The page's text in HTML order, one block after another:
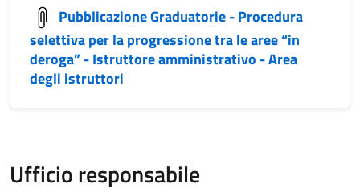
Pubblicazione Graduatorie - Procedura
selettiva per la progressione tra le aree “in
deroga” - Istruttore amministrativo - Area
degli istruttori
Ufficio responsabile